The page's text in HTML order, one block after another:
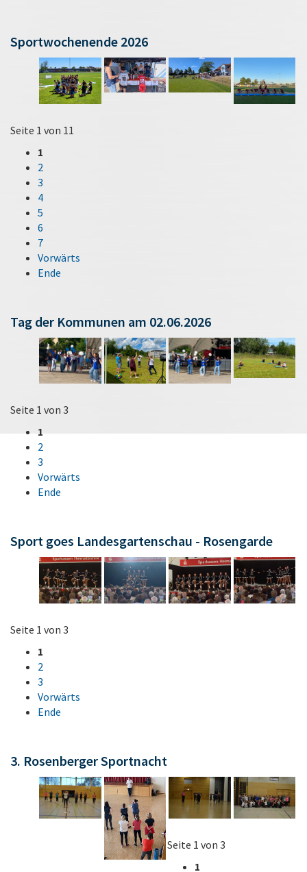
Sportwochenende 2026
Seite 1 von 11
1
2
3
4
5
6
7
Vorwärts
Ende
Tag der Kommunen am 02.06.2026
Seite 1 von 3
1
2
3
Vorwärts
Ende
Sport goes Landesgartenschau - Rosengarde
Seite 1 von 3
1
2
3
Vorwärts
Ende
3. Rosenberger Sportnacht
Seite 1 von 3
1